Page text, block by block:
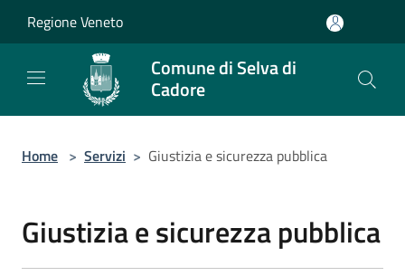
Regione Veneto
Comune di Selva di
Cadore
Home > Servizi > Giustizia e sicurezza pubblica
Giustizia e sicurezza pubblica